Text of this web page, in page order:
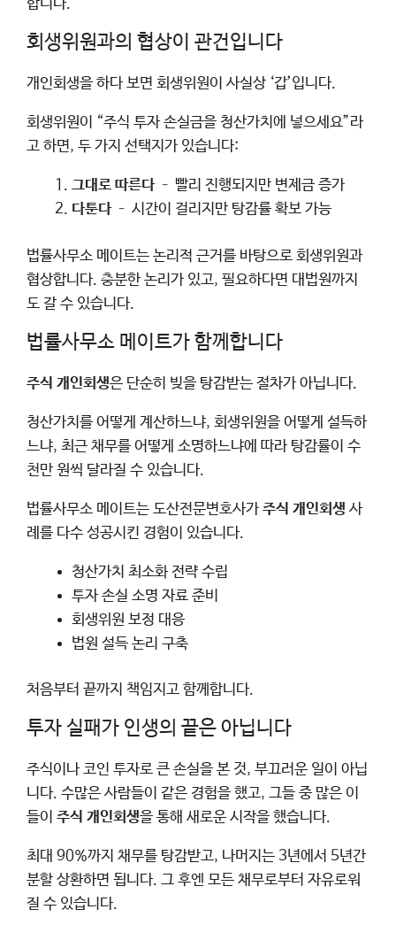
합니다.
회생위원과의 협상이 관건입니다
개인회생을 하다 보면 회생위원이 사실상 ‘갑’입니다.
회생위원이 “주식 투자 손실금을 청산가치에 넣으세요”라
고 하면, 두 가지 선택지가 있습니다:
그대로 따른다– 빨리 진행되지만 변제금 증가
다툰다– 시간이 걸리지만 탕감률 확보 가능
법률사무소 메이트는 논리적 근거를 바탕으로 회생위원과
협상합니다. 충분한 논리가 있고, 필요하다면 대법원까지
도 갈 수 있습니다.
법률사무소 메이트가 함께합니다
주식 개인회생은 단순히 빚을 탕감받는 절차가 아닙니다.
청산가치를 어떻게 계산하느냐, 회생위원을 어떻게 설득하
느냐, 최근 채무를 어떻게 소명하느냐에 따라 탕감률이 수
천만 원씩 달라질 수 있습니다.
법률사무소 메이트는 도산전문변호사가 주식 개인회생 사
례를 다수 성공시킨 경험이 있습니다.
청산가치 최소화 전략 수립
투자 손실 소명 자료 준비
회생위원 보정 대응
법원 설득 논리 구축
처음부터 끝까지 책임지고 함께합니다.
투자 실패가 인생의 끝은 아닙니다
주식이나 코인 투자로 큰 손실을 본 것, 부끄러운 일이 아닙
니다. 수많은 사람들이 같은 경험을 했고, 그들 중 많은 이
들이 주식 개인회생을 통해 새로운 시작을 했습니다.
최대 90%까지 채무를 탕감받고, 나머지는 3년에서 5년간
분할 상환하면 됩니다. 그 후엔 모든 채무로부터 자유로워
질 수 있습니다.